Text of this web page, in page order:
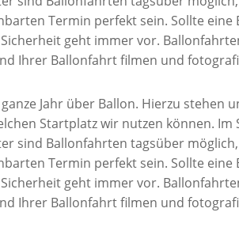
Termin perfekt sein. Sollte
geht immer vor.
Ihrer Ballonfahrt filmen und
Jahr über Ballon. Hierzu
Startplatz wir nutzen können.
sind Ballonfahrten tagsüber
Termin perfekt sein. Sollte
geht immer vor.
Ihrer Ballonfahrt filmen und